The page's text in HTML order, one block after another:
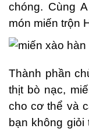
chóng. Cùng
món miến trộn
Thành phần
thịt bò nạc,
cho cơ thể và
bạn không